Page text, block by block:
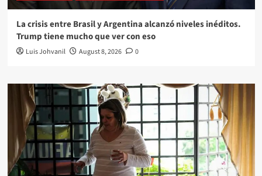
La crisis entre Brasil y Argentina alcanzó niveles inéditos.
Trump tiene mucho que ver con eso
Luis Johvanil August 8, 2026 0